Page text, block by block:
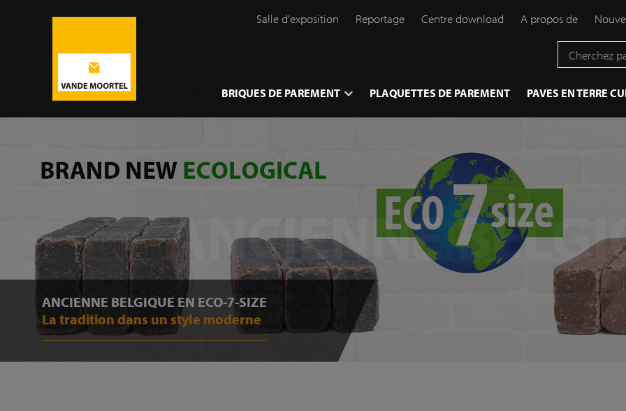
Salle d'exposition Reportage Centre download A propos de
BRIQUES DE PAREMENT PLAQUETTES DE PAREMENT PAVES EN TERRE
ANCIENNE BELGIQUE EN ECO-7-SIZE
La tradition dans un style moderne